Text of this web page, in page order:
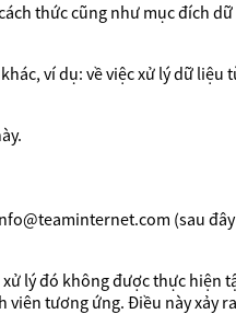
thức cũng như mục đích
ví dụ: về việc xử lý dữ liệu
(sau
lý đó không được thực hiện
tương ứng. Điều này xảy